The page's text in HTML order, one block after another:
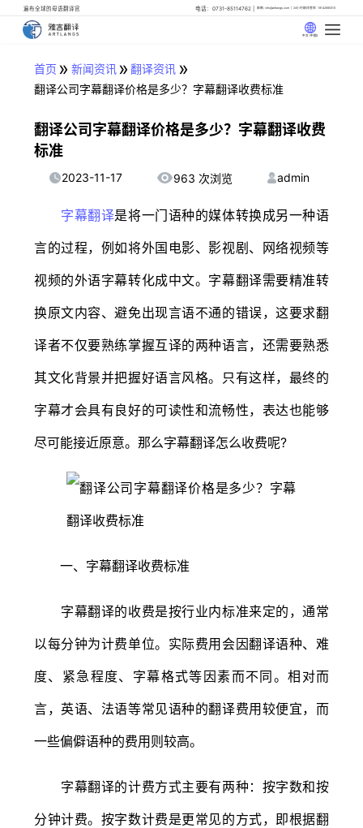
遍布全球的母语翻译官 电话：0731-85114762 邮箱: info@artlangs.com 24小时翻译管家: 18142666316
中文 (中国)
首页 » 新闻资讯» 翻译资讯 »
翻译公司字幕翻译价格是多少？字幕翻译收费标准
翻译公司字幕翻译价格是多少？字幕翻译收费
标准
2023-11-17 963 次浏览 admin
字幕翻译是将一门语种的媒体转换成另一种语
言的过程，例如将外国电影、影视剧、网络视频等
视频的外语字幕转化成中文。字幕翻译需要精准转
换原文内容、避免出现言语不通的错误，这要求翻
译者不仅要熟练掌握互译的两种语言，还需要熟悉
其文化背景并把握好语言风格。只有这样，最终的
字幕才会具有良好的可读性和流畅性，表达也能够
尽可能接近原意。那么字幕翻译怎么收费呢?
一、字幕翻译收费标准
字幕翻译的收费是按行业内标准来定的，通常
以每分钟为计费单位。实际费用会因翻译语种、难
度、紧急程度、字幕格式等因素而不同。相对而
言，英语、法语等常见语种的翻译费用较便宜，而
一些偏僻语种的费用则较高。
字幕翻译的计费方式主要有两种：按字数和按
分钟计费。按字数计费是更常见的方式，即根据翻